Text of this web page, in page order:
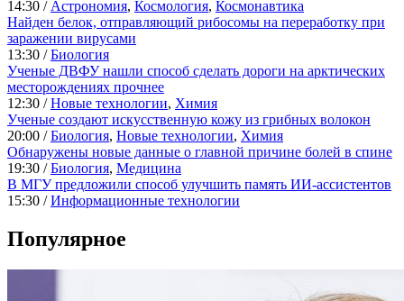
14:30 / Астрономия, Космология, Космонавтика
Найден белок, отправляющий рибосомы на переработку при
заражении вирусами
13:30 /Биология
Ученые ДВФУ нашли способ сделать дороги на арктических
месторождениях прочнее
12:30 /Новые технологии, Химия
Ученые создают искусственную кожу из грибных волокон
20:00 /Биология, Новые технологии, Химия
Обнаружены новые данные о главной причине болей в спине
19:30 /Биология, Медицина
В МГУ предложили способ улучшить память ИИ-ассистентов
15:30 /Информационные технологии
Популярное